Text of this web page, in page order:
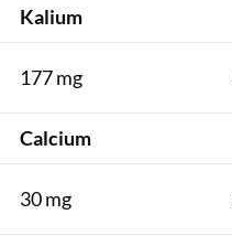
Kalium
177 mg
Calcium
30 mg